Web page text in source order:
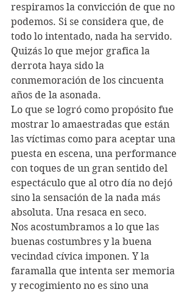
respiramos la convicción de que no
podemos. Si se considera que, de
todo lo intentado, nada ha servido.
Quizás lo que mejor grafica la
derrota haya sido la
conmemoración de los cincuenta
años de la asonada.
Lo que se logró como propósito fue
mostrar lo amaestradas que están
las víctimas como para aceptar una
puesta en escena, una performance
con toques de un gran sentido del
espectáculo que al otro día no dejó
sino la sensación de la nada más
absoluta. Una resaca en seco.
Nos acostumbramos a lo que las
buenas costumbres y la buena
vecindad cívica imponen. Y la
faramalla que intenta ser memoria
y recogimiento no es sino una